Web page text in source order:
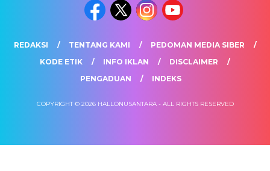
REDAKSI TENTANG KAMI
PEDOMAN MEDIA SIBER
KODE ETIK
INFO IKLAN
DISCLAIMER
PENGADUAN
INDEKS
COPYRIGHT © 2026 HALLONUSANTARA - ALL RIGHTS RESERVED